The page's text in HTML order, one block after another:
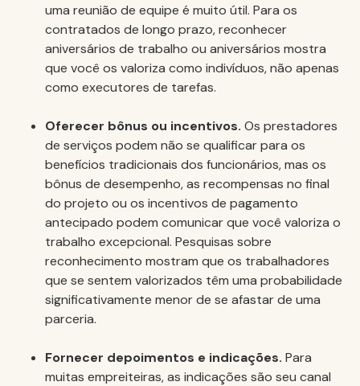
uma reunião de equipe é muito útil. Para os
contratados de longo prazo, reconhecer
aniversários de trabalho ou aniversários mostra
que você os valoriza como indivíduos, não apenas
como executores de tarefas.
Oferecer bônus ou incentivos. Os prestadores
de serviços podem não se qualificar para os
benefícios tradicionais dos funcionários, mas os
bônus de desempenho, as recompensas no final
do projeto ou os incentivos de pagamento
antecipado podem comunicar que você valoriza o
trabalho excepcional. Pesquisas sobre
reconhecimento mostram que os trabalhadores
que se sentem valorizados têm uma probabilidade
significativamente menor de se afastar de uma
parceria.
Fornecer depoimentos e indicações. Para
muitas empreiteiras, as indicações são seu canal